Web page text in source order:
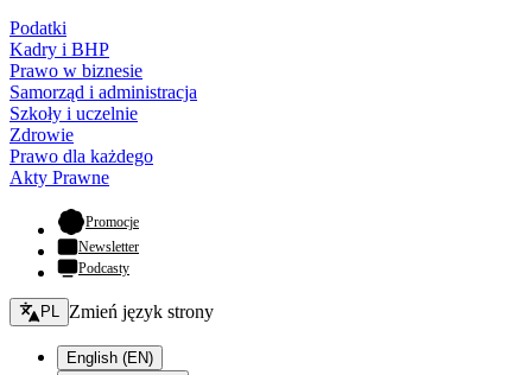
Podatki
Kadry i BHP
Prawo w biznesie
Samorząd i administracja
Szkoły i uczelnie
Zdrowie
Prawo dla każdego
Akty Prawne
Promocje- otwiera się w nowej karcie
Newsletter
Podcasty
Zmień język - bieżący:
PL Zmień język strony
English (EN)